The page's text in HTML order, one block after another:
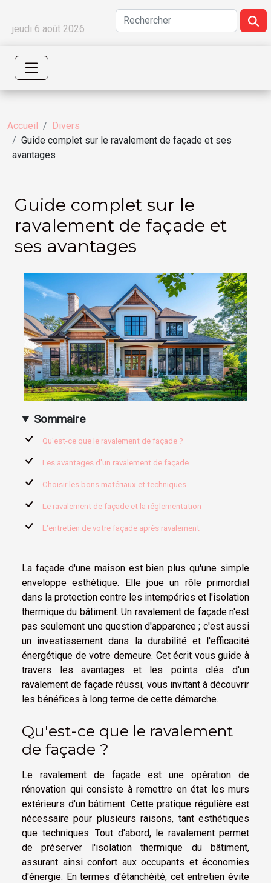
jeudi 6 août 2026
Accueil
Divers
Guide complet sur le ravalement de façade et ses
avantages
Guide complet sur le
ravalement de façade et
ses avantages
Sommaire
Qu'est-ce que le ravalement de façade ?
Les avantages d'un ravalement de façade
Choisir les bons matériaux et techniques
Le ravalement de façade et la réglementation
L'entretien de votre façade après ravalement
La façade d'une maison est bien plus qu'une simple
enveloppe esthétique. Elle joue un rôle primordial
dans la protection contre les intempéries et l'isolation
thermique du bâtiment. Un ravalement de façade n'est
pas seulement une question d'apparence ; c'est aussi
un investissement dans la durabilité et l'efficacité
énergétique de votre demeure. Cet écrit vous guide à
travers les avantages et les points clés d'un
ravalement de façade réussi, vous invitant à découvrir
les bénéfices à long terme de cette démarche.
Qu'est-ce que le ravalement
de façade ?
Le ravalement de façade est une opération de
rénovation qui consiste à remettre en état les murs
extérieurs d'un bâtiment. Cette pratique régulière est
nécessaire pour plusieurs raisons, tant esthétiques
que techniques. Tout d'abord, le ravalement permet
de préserver l'isolation thermique du bâtiment,
assurant ainsi confort aux occupants et économies
d'énergie. En termes d'étanchéité, cet entretien évite